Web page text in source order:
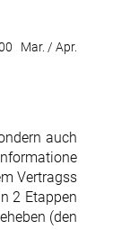
Mar. / Apr.
auch
Vertragss
2 Etappen
(den